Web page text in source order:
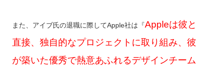
また、アイブ氏の退職に際してApple社は『Appleは彼と
直接、独自的なプロジェクトに取り組み、彼
が築いた優秀で熱意あふれるデザインチーム